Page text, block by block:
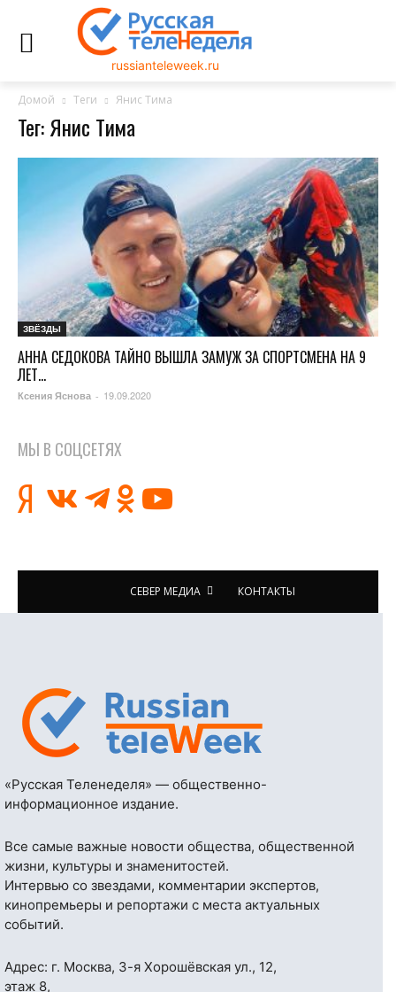
russianteleweek.ru
Домой Теги Янис Тима
Тег: Янис Тима
ЗВЁЗДЫ
АННА СЕДОКОВА ТАЙНО ВЫШЛА ЗАМУЖ ЗА СПОРТСМЕНА НА 9
ЛЕТ...
Ксения Яснова - 19.09.2020
МЫ В СОЦСЕТЯХ
СЕВЕР МЕДИА КОНТАКТЫ
«Русская Теленеделя» — общественно-
информационное издание.
Все самые важные новости общества, общественной
жизни, культуры и знаменитостей.
Интервью со звездами, комментарии экспертов,
кинопремьеры и репортажи с места актуальных
событий.
Адрес: г. Москва, 3-я Хорошёвская ул., 12,
этаж 8,